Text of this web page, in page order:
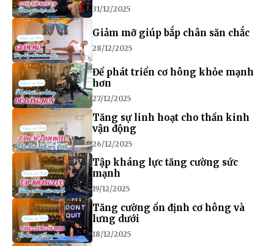
31/12/2025
Giảm mỡ giúp bắp chân săn chắc
28/12/2025
Để phát triển cơ hông khỏe mạnh
hơn
27/12/2025
Tăng sự linh hoạt cho thần kinh
vận động
26/12/2025
Tập kháng lực tăng cường sức
mạnh
19/12/2025
Tăng cường ổn định cơ hông và
lưng dưới
18/12/2025